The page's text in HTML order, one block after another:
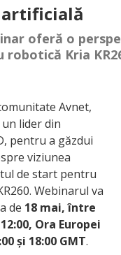
oferă o
Kria
Avnet,
lider din
pentru a găzdui
viziunea
de start pentru
Webinarul va
de 18 mai, între
Ora Europei
și 18:00 GMT.